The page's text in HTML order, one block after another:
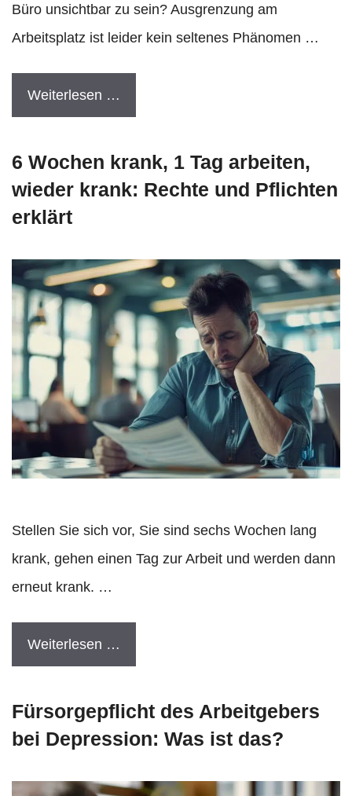
Büro unsichtbar zu sein? Ausgrenzung am
Arbeitsplatz ist leider kein seltenes Phänomen …
Weiterlesen …
6 Wochen krank, 1 Tag arbeiten,
wieder krank: Rechte und Pflichten
erklärt
Stellen Sie sich vor, Sie sind sechs Wochen lang
krank, gehen einen Tag zur Arbeit und werden dann
erneut krank. …
Weiterlesen …
Fürsorgepflicht des Arbeitgebers
bei Depression: Was ist das?